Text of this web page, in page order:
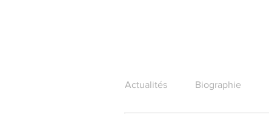
Actualités Biographie